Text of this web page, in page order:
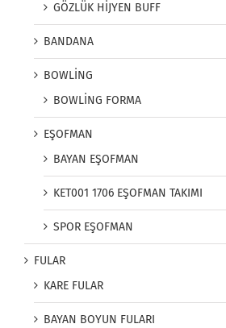
GÖZLÜK HİJYEN BUFF
BANDANA
BOWLİNG
BOWLİNG FORMA
EŞOFMAN
BAYAN EŞOFMAN
KET001 1706 EŞOFMAN TAKIMI
SPOR EŞOFMAN
FULAR
KARE FULAR
BAYAN BOYUN FULARI